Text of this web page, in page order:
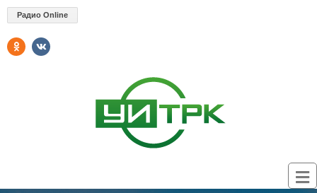
Радио Online